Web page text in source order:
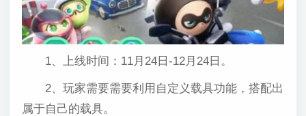
1、上线时间：11月24日-12月24日。
2、玩家需要需要利用自定义载具功能，搭配出
属于自己的载具。